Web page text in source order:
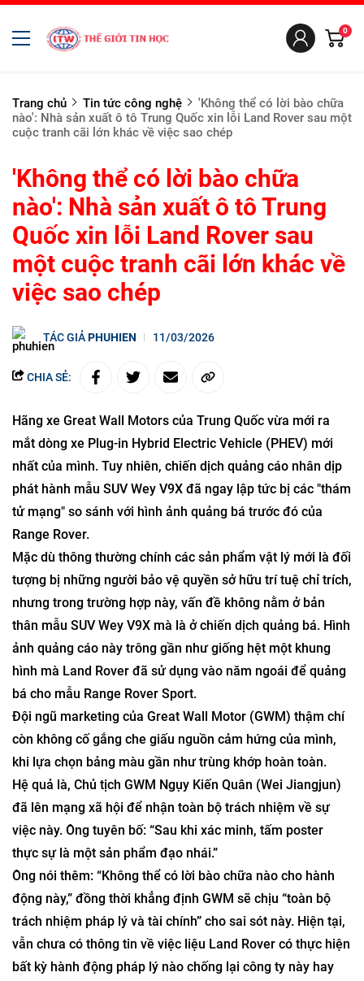
0
Trang chủ Tin tức công nghệ
'Không thể có lời bào chữa
nào': Nhà sản xuất ô tô Trung Quốc xin lỗi Land Rover sau một
cuộc tranh cãi lớn khác về việc sao chép
'Không thể có lời bào chữa
nào': Nhà sản xuất ô tô Trung
Quốc xin lỗi Land Rover sau
một cuộc tranh cãi lớn khác về
việc sao chép
TÁC GIẢPHUHIEN 11/03/2026
CHIA SẺ:
Hãng xe Great Wall Motors của Trung Quốc vừa mới ra
mắt dòng xe Plug-in Hybrid Electric Vehicle (PHEV) mới
nhất của mình. Tuy nhiên, chiến dịch quảng cáo nhân dịp
phát hành mẫu SUV Wey V9X đã ngay lập tức bị các "thám
tử mạng" so sánh với hình ảnh quảng bá trước đó của
Range Rover.
Mặc dù thông thường chính các sản phẩm vật lý mới là đối
tượng bị những người bảo vệ quyền sở hữu trí tuệ chỉ trích,
nhưng trong trường hợp này, vấn đề không nằm ở bản
thân mẫu SUV Wey V9X mà là ở chiến dịch quảng bá. Hình
ảnh quảng cáo này trông gần như giống hệt một khung
hình mà Land Rover đã sử dụng vào năm ngoái để quảng
bá cho mẫu Range Rover Sport.
Đội ngũ marketing của Great Wall Motor (GWM) thậm chí
còn không cố gắng che giấu nguồn cảm hứng của mình,
khi lựa chọn bảng màu gần như trùng khớp hoàn toàn.
Hệ quả là, Chủ tịch GWM Ngụy Kiến Quân (Wei Jiangjun)
đã lên mạng xã hội để nhận toàn bộ trách nhiệm về sự
việc này. Ông tuyên bố: “Sau khi xác minh, tấm poster
thực sự là một sản phẩm đạo nhái.”
Ông nói thêm: “Không thể có lời bào chữa nào cho hành
động này,” đồng thời khẳng định GWM sẽ chịu “toàn bộ
trách nhiệm pháp lý và tài chính” cho sai sót này. Hiện tại,
vẫn chưa có thông tin về việc liệu Land Rover có thực hiện
bất kỳ hành động pháp lý nào chống lại công ty này hay